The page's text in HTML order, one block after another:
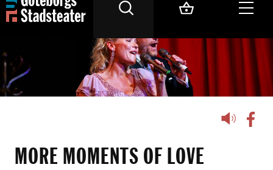
Lyssna
MORE MOMENTS OF LOVE